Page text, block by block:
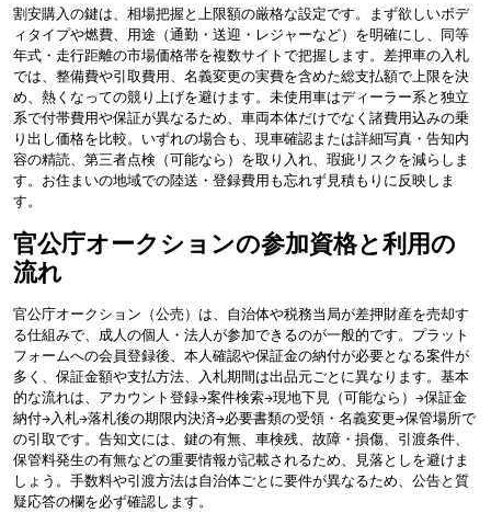
割安購入の鍵は、相場把握と上限額の厳格な設定です。まず欲しいボデ
ィタイプや燃費、用途（通勤・送迎・レジャーなど）を明確にし、同等
年式・走行距離の市場価格帯を複数サイトで把握します。差押車の入札
では、整備費や引取費用、名義変更の実費を含めた総支払額で上限を決
め、熱くなっての競り上げを避けます。未使用車はディーラー系と独立
系で付帯費用や保証が異なるため、車両本体だけでなく諸費用込みの乗
り出し価格を比較。いずれの場合も、現車確認または詳細写真・告知内
容の精読、第三者点検（可能なら）を取り入れ、瑕疵リスクを減らしま
す。お住まいの地域での陸送・登録費用も忘れず見積もりに反映しま
す。
官公庁オークションの参加資格と利用の
流れ
官公庁オークション（公売）は、自治体や税務当局が差押財産を売却す
る仕組みで、成人の個人・法人が参加できるのが一般的です。プラット
フォームへの会員登録後、本人確認や保証金の納付が必要となる案件が
多く、保証金額や支払方法、入札期間は出品元ごとに異なります。基本
的な流れは、アカウント登録→案件検索→現地下見（可能なら）→保証金
納付→入札→落札後の期限内決済→必要書類の受領・名義変更→保管場所で
の引取です。告知文には、鍵の有無、車検残、故障・損傷、引渡条件、
保管料発生の有無などの重要情報が記載されるため、見落としを避けま
しょう。手数料や引渡方法は自治体ごとに要件が異なるため、公告と質
疑応答の欄を必ず確認します。